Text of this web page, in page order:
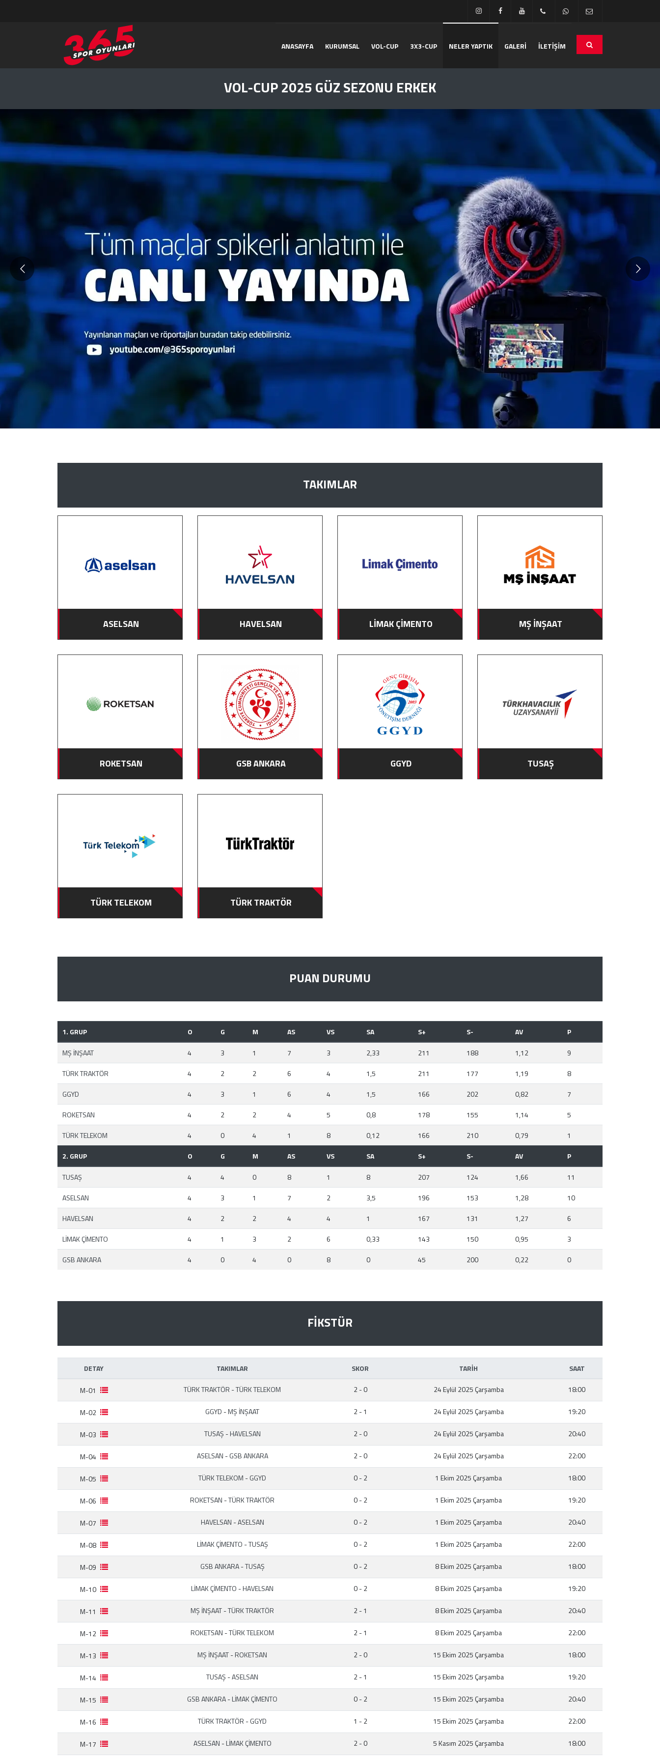
ANASAYFA KURUMSAL VOL-CUP 3X3-CUP NELER YAPTIK GALERİ İLETİŞİM
VOL-CUP 2025 GÜZ SEZONU ERKEK
TAKIMLAR
ASELSAN HAVELSAN LİMAK ÇİMENTO MŞ İNŞAAT
ROKETSAN GSB ANKARA GGYD TUSAŞ
TÜRK TELEKOM TÜRK TRAKTÖR
PUAN DURUMU
1. GRUP O G M AS VS SA S+ S- AV P
MŞ İNŞAAT 4 3 1 7 3 2,33 211 188 1,12
9
TÜRK TRAKTÖR
4 2 2 6 4 1,5 211 177 1,19
8
GGYD
4 3 1 6 4 1,5 166 202 0,82
7
ROKETSAN
4 2 2 4 5 0,8 178 155 1,14
5
TÜRK TELEKOM
4 0 4 1 8 0,12 166 210 0,79
1
2. GRUP
O G M AS VS SA S+ S- AV P
TUSAŞ 4 4 0 8 1 8 207 124 1,66
11
ASELSAN
4 3 1 7 2 3,5 196 153 1,28
10
HAVELSAN
4 2 2 4 4 1 167 131 1,27
6
LİMAK ÇİMENTO
4 1 3 2 6 0,33 143 150 0,95
3
GSB ANKARA
4 0 4 0 8 0 45 200 0,22 0
FİKSTÜR
DETAY TAKIMLAR SKOR TARİH SAAT
M-01 TÜRK TRAKTÖR -TÜRK TELEKOM 2 - 0 24 Eylül 2025 Çarşamba 18:00
M-02 GGYD -MŞ İNŞAAT 2 - 1 24 Eylül 2025 Çarşamba 19:20
M-03 TUSAŞ -HAVELSAN 2 - 0 24 Eylül 2025 Çarşamba 20:40
M-04 ASELSAN -GSB ANKARA 2 - 0 24 Eylül 2025 Çarşamba 22:00
M-05 TÜRK TELEKOM -GGYD 0 - 2 1 Ekim 2025 Çarşamba 18:00
M-06 ROKETSAN -TÜRK TRAKTÖR 0 - 2 1 Ekim 2025 Çarşamba 19:20
M-07 HAVELSAN -ASELSAN 0 - 2 1 Ekim 2025 Çarşamba 20:40
M-08 LİMAK ÇİMENTO -TUSAŞ 0 - 2 1 Ekim 2025 Çarşamba 22:00
M-09 GSB ANKARA-TUSAŞ 0 - 2 8 Ekim 2025 Çarşamba 18:00
M-10 LİMAK ÇİMENTO -HAVELSAN 0 - 2 8 Ekim 2025 Çarşamba 19:20
M-11 MŞ İNŞAAT-TÜRK TRAKTÖR 2 - 1 8 Ekim 2025 Çarşamba 20:40
M-12 ROKETSAN -TÜRK TELEKOM 2 - 1 8 Ekim 2025 Çarşamba 22:00
M-13 MŞ İNŞAAT-ROKETSAN 2 - 0 15 Ekim 2025 Çarşamba 18:00
M-14 TUSAŞ -ASELSAN 2 - 1 15 Ekim 2025 Çarşamba 19:20
M-15 GSB ANKARA-LİMAK ÇİMENTO 0 - 2 15 Ekim 2025 Çarşamba 20:40
M-16 TÜRK TRAKTÖR -GGYD 1 - 2 15 Ekim 2025 Çarşamba 22:00
M-17 ASELSAN -LİMAK ÇİMENTO 2 - 0 5 Kasım 2025 Çarşamba 18:00